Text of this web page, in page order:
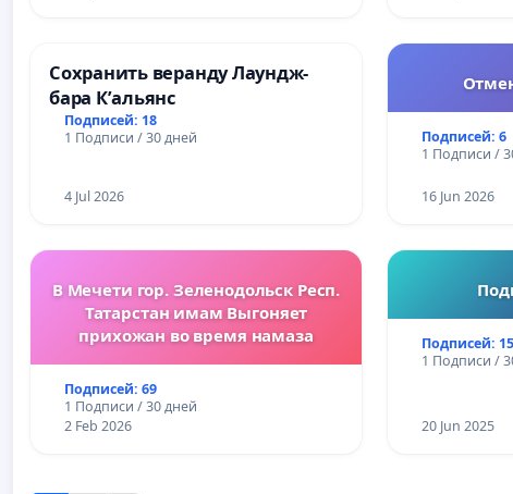
Сохранить веранду Лаундж-
бара К’альянс
Подписей: 18
1 Подписи / 30 дней
4 Jul 2026
Подписей: 6
1 Подписи /
16 Jun 2026
В Мечети гор. Зеленодольск Респ.
Татарстан имам Выгоняет
прихожан во время намаза
Подписей: 69
1 Подписи / 30 дней
2 Feb 2026
Подписей: 15
1 Подписи /
20 Jun 2025